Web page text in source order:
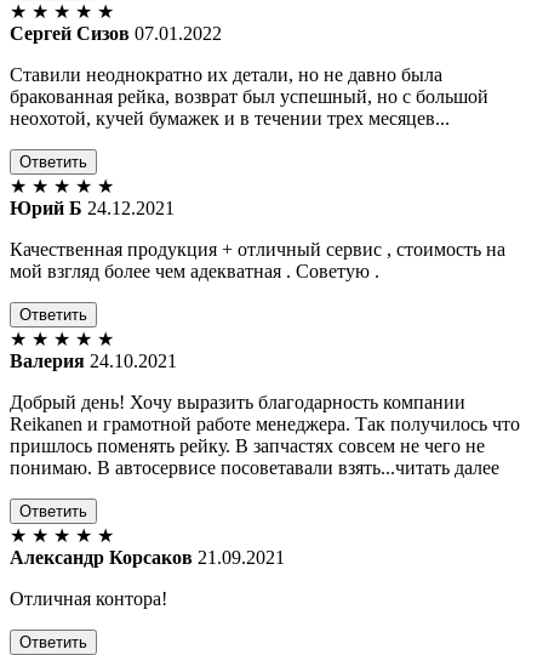
★ ★ ★ ★ ★
Сергей Сизов 07.01.2022
Ставили неоднократно их детали, но не давно была
бракованная рейка, возврат был успешный, но с большой
неохотой, кучей бумажек и в течении трех месяцев...
Ответить
★ ★ ★ ★ ★
Юрий Б 24.12.2021
Качественная продукция + отличный сервис , стоимость на
мой взгляд более чем адекватная . Советую .
Ответить
★ ★ ★ ★ ★
Валерия 24.10.2021
Добрый день! Хочу выразить благодарность компании
Reikanen и грамотной работе менеджера. Так получилось что
пришлось поменять рейку. В запчастях совсем не чего не
понимаю. В автосервисе посоветавали взять...читать далее
Ответить
★ ★ ★ ★ ★
Александр Корсаков 21.09.2021
Отличная контора!
Ответить